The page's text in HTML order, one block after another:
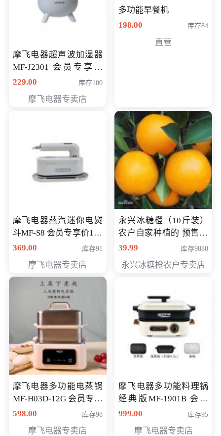
摩飞电器超声波加湿器
MF-J2301 会员专享价
168元
229.00 库存100
摩飞电器专卖店
多功能早餐机
198.00
库存84
直营
摩飞电器蒸汽迷你电熨
斗MF-S8 会员专享价168
元
369.00 库存91
摩飞电器专卖店
永兴冰糖橙（10斤装）
农户自家种植的 预售10
万斤 会员包邮专享价
39.99 库存9880
永兴冰糖橙农户专卖店
摩飞电器多功能电蒸锅
MF-H03D-12G 会员专享
价398元
598.00 库存98
摩飞电器专卖店
摩飞电器多功能料理锅
经典版MF-1901B 会员
专享价399元
999.00 库存95
摩飞电器专卖店